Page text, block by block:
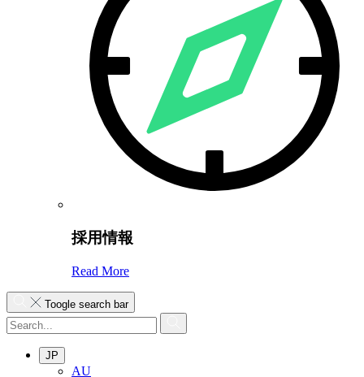
採用情報
Read More
Toogle search bar
JP
AU